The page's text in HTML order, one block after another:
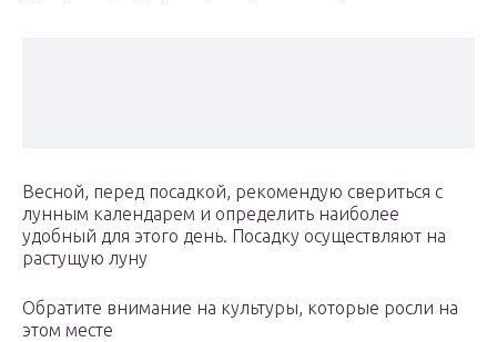
Весной, перед посадкой, рекомендую свериться с
лунным календарем и определить наиболее
удобный для этого день. Посадку осуществляют на
растущую луну
Обратите внимание на культуры, которые росли на
этом месте